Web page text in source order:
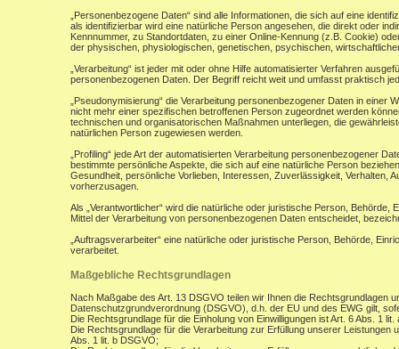
„Personenbezogene Daten“ sind alle Informationen, die sich auf eine
als identifizierbar wird eine natürliche Person angesehen, die direkt oder
Kennnummer, zu Standortdaten, zu einer Online-Kennung (z.B. Cookie)
der physischen, physiologischen, genetischen, psychischen,
„Verarbeitung“ ist jeder mit oder ohne Hilfe automatisierter Verfahren
personenbezogenen Daten. Der Begriff reicht weit und umfasst praktisch
„Pseudonymisierung“ die Verarbeitung personenbezogener Daten in
nicht mehr einer spezifischen betroffenen Person zugeordnet werden
technischen und organisatorischen Maßnahmen unterliegen, die
natürlichen Person zugewiesen werden.
„Profiling“ jede Art der automatisierten Verarbeitung personenbezogener
bestimmte persönliche Aspekte, die sich auf eine natürliche Person
Gesundheit, persönliche Vorlieben, Interessen, Zuverlässigkeit, Verhalten,
vorherzusagen.
Als „Verantwortlicher“ wird die natürliche oder juristische Person,
Mittel der Verarbeitung von personenbezogenen Daten entscheidet,
„Auftragsverarbeiter“ eine natürliche oder juristische Person, Behörde,
verarbeitet.
Maßgebliche Rechtsgrundlagen
Nach Maßgabe des Art. 13 DSGVO teilen wir Ihnen die
Datenschutzgrundverordnung (DSGVO), d.h. der EU und des EWG gilt,
Die Rechtsgrundlage für die Einholung von Einwilligungen ist Art. 6 Abs. 1
Die Rechtsgrundlage für die Verarbeitung zur Erfüllung unserer
Abs. 1 lit. b DSGVO;